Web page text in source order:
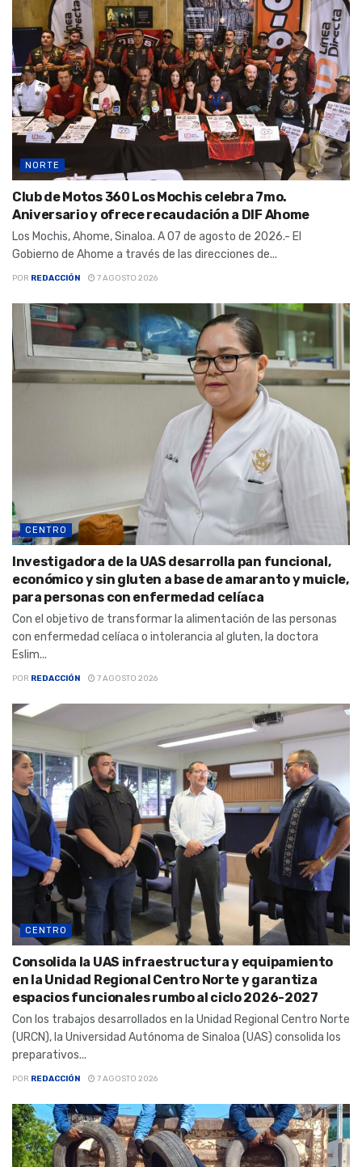
NORTE
Club de Motos 360 Los Mochis celebra 7mo.
Aniversario y ofrece recaudación a DIF Ahome
Los Mochis, Ahome, Sinaloa. A 07 de agosto de 2026.- El
Gobierno de Ahome a través de las direcciones de...
POR REDACCIÓN 7 AGOSTO 2026
CENTRO
Investigadora de la UAS desarrolla pan funcional,
económico y sin gluten a base de amaranto y muicle,
para personas con enfermedad celíaca
Con el objetivo de transformar la alimentación de las personas
con enfermedad celíaca o intolerancia al gluten, la doctora
Eslim...
POR REDACCIÓN 7 AGOSTO 2026
CENTRO
Consolida la UAS infraestructura y equipamiento
en la Unidad Regional Centro Norte y garantiza
espacios funcionales rumbo al ciclo 2026-2027
Con los trabajos desarrollados en la Unidad Regional Centro Norte
(URCN), la Universidad Autónoma de Sinaloa (UAS) consolida los
preparativos...
POR REDACCIÓN 7 AGOSTO 2026